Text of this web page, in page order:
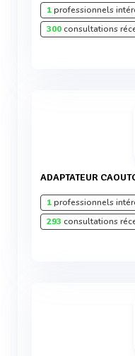
1professionnels
300consultations
ADAPTATEUR
1professionnels
293 consultations